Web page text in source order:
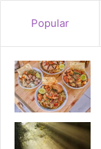
Popular